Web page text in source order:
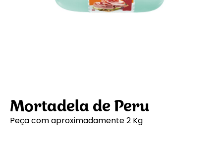
Mortadela de Peru
Peça com aproximadamente 2 Kg